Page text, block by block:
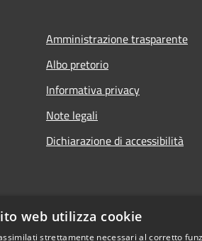
Amministrazione trasparente
Albo pretorio
Informativa privacy
Note legali
Dichiarazione di accessibilità
web utilizza cookie
strettamente necessari al corretto